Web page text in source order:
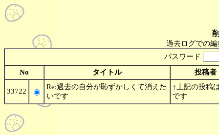
過去ログでの
パスワード
No
タイトル 投稿者
33722
Re:過去の自分が恥ずかしくて消えた
いです
↑上記の投稿
です